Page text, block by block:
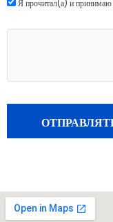
Я прочитал(а) и принимаю